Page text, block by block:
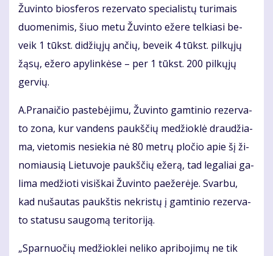
Žu­vin­to bios­fe­ros re­zer­va­to spe­cia­lis­tų tu­ri­mais
duo­me­ni­mis, šiuo me­tu Žu­vin­to eže­re tel­kia­si be­
veik 1 tūkst. di­džių­jų an­čių, be­veik 4 tūkst. pil­kų­jų
žą­sų, eže­ro apy­lin­kė­se – per 1 tūkst. 200 pil­kų­jų
ger­vių.
A.Pra­nai­čio pa­ste­bė­ji­mu, Žu­vin­to gam­ti­nio re­zer­va­
to zo­na, kur van­dens paukš­čių me­džiok­lė drau­džia­
ma, vie­to­mis ne­sie­kia nė 80 met­rų plo­čio apie šį ži­
no­miau­sią Lie­tu­vo­je paukš­čių eže­rą, tad le­ga­liai ga­
li­ma me­džio­ti vi­siš­kai Žu­vin­to pa­e­že­rė­je. Svar­bu,
kad nu­šau­tas paukš­tis ne­kris­tų į gam­ti­nio re­zer­va­
to sta­tu­su sau­go­mą te­ri­to­ri­ją.
„Spar­nuo­čių me­džiok­lei ne­li­ko ap­ri­bo­ji­mų ne tik